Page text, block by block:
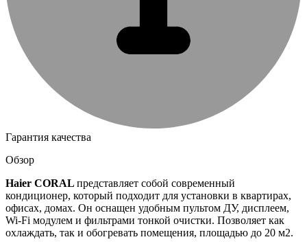
Гарантия качества
Обзор
Haier CORAL представляет собой современный
кондиционер, который подходит для установки в квартирах,
офисах, домах. Он оснащен удобным пультом ДУ, дисплеем,
Wi-Fi модулем и фильтрами тонкой очистки. Позволяет как
охлаждать, так и обогревать помещения, площадью до 20 м2.